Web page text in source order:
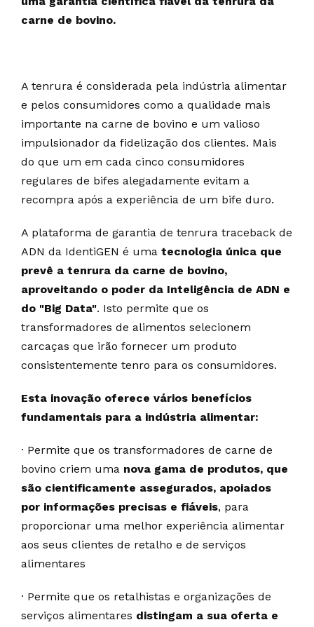
carne de bovino.
A tenrura é considerada pela indústria alimentar
e pelos consumidores como a qualidade mais
importante na carne de bovino e um valioso
impulsionador da fidelização dos clientes. Mais
do que um em cada cinco consumidores
regulares de bifes alegadamente evitam a
recompra após a experiência de um bife duro.
A plataforma de garantia de tenrura traceback de
ADN da IdentiGEN é uma tecnologia única que
prevê a tenrura da carne de bovino,
aproveitando o poder da Inteligência de ADN e
do "Big Data". Isto permite que os
transformadores de alimentos selecionem
carcaças que irão fornecer um produto
consistentemente tenro para os consumidores.
Esta inovação oferece vários benefícios
fundamentais para a indústria alimentar:
· Permite que os transformadores de carne de
bovino criem uma nova gama de produtos, que
são cientificamente assegurados, apoiados
por informações precisas e fiáveis, para
proporcionar uma melhor experiência alimentar
aos seus clientes de retalho e de serviços
alimentares
· Permite que os retalhistas e organizações de
serviços alimentares distingam a sua oferta e